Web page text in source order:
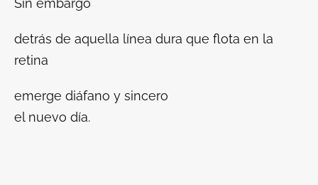
Sin embargo
detrás de aquella línea dura que flota en la
retina
emerge diáfano y sincero
el nuevo día.